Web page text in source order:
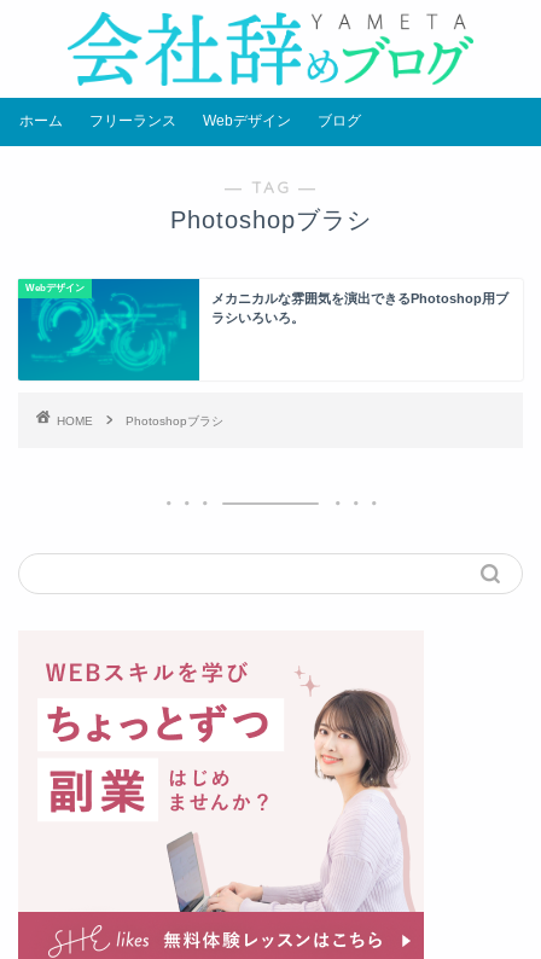
ホーム フリーランス Webデザイン ブログ
― TAG ―
Photoshopブラシ
Webデザイン
メカニカルな雰囲気を演出できるPhotoshop用ブ
ラシいろいろ。
HOME Photoshopブラシ